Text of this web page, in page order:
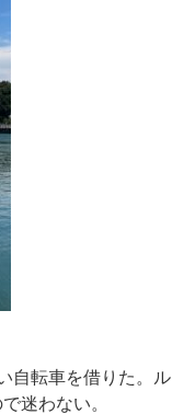
自転車を借りた。ル
迷わない。